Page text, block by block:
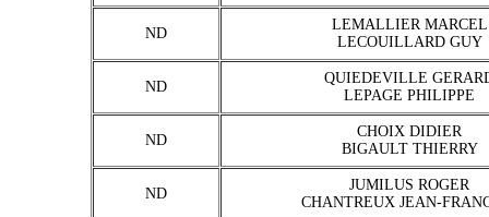
ND
LEMALLIER MARCEL
LECOUILLARD GUY
ND
QUIEDEVILLE
LEPAGE PHILIPPE
ND
CHOIX DIDIER
BIGAULT THIERRY
ND
JUMILUS ROGER
CHANTREUX JEAN-